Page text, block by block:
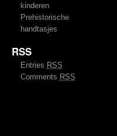
kinderen
Prehistorische
handtasjes
RSS
Entries RSS
Comments RSS